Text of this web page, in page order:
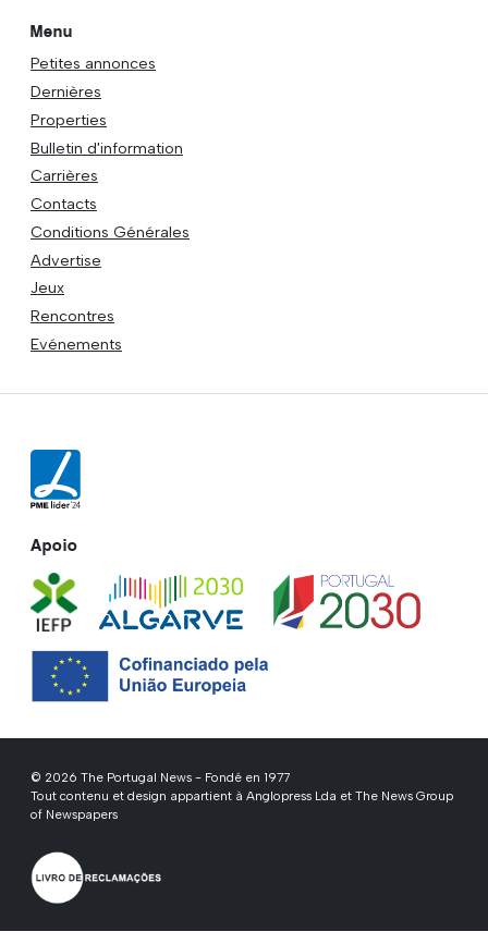
Menu
Petites annonces
Dernières
Properties
Bulletin d'information
Carrières
Contacts
Conditions Générales
Advertise
Jeux
Rencontres
Evénements
Apoio
© 2026 The Portugal News - Fondé en 1977
Tout contenu et design appartient à Anglopress Lda et The News Group
of Newspapers